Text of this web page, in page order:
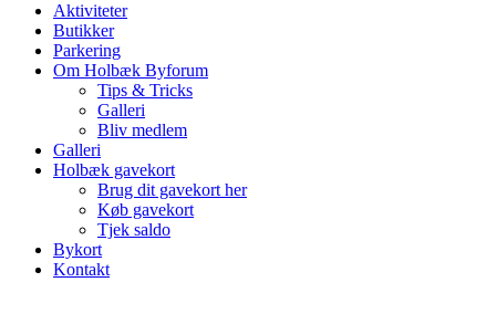
Aktiviteter
Butikker
Parkering
Om Holbæk Byforum
Tips & Tricks
Galleri
Bliv medlem
Galleri
Holbæk gavekort
Brug dit gavekort her
Køb gavekort
Tjek saldo
Bykort
Kontakt